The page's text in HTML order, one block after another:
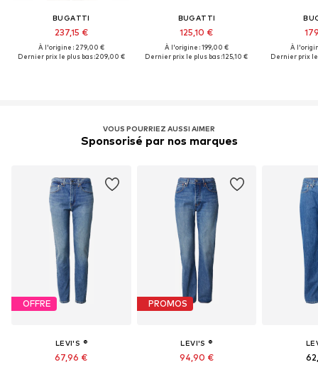
BUGATTI
237,15 €
À l'origine : 279,00 €
Dernier prix le plus bas :209,00 €
BUGATTI
125,10 €
À l'origine : 199,00 €
Dernier prix le plus bas :125,10 €
À
Dernier prix le
VOUS POURRIEZ AUSSI AIMER
Sponsorisé par nos marques
OFFRE
LEVI'S ®
67,96 €
PROMOS
LEVI'S ®
94,90 €